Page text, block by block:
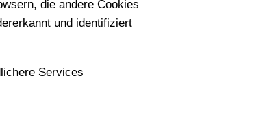
die andere Cookies
und identifiziert
Services